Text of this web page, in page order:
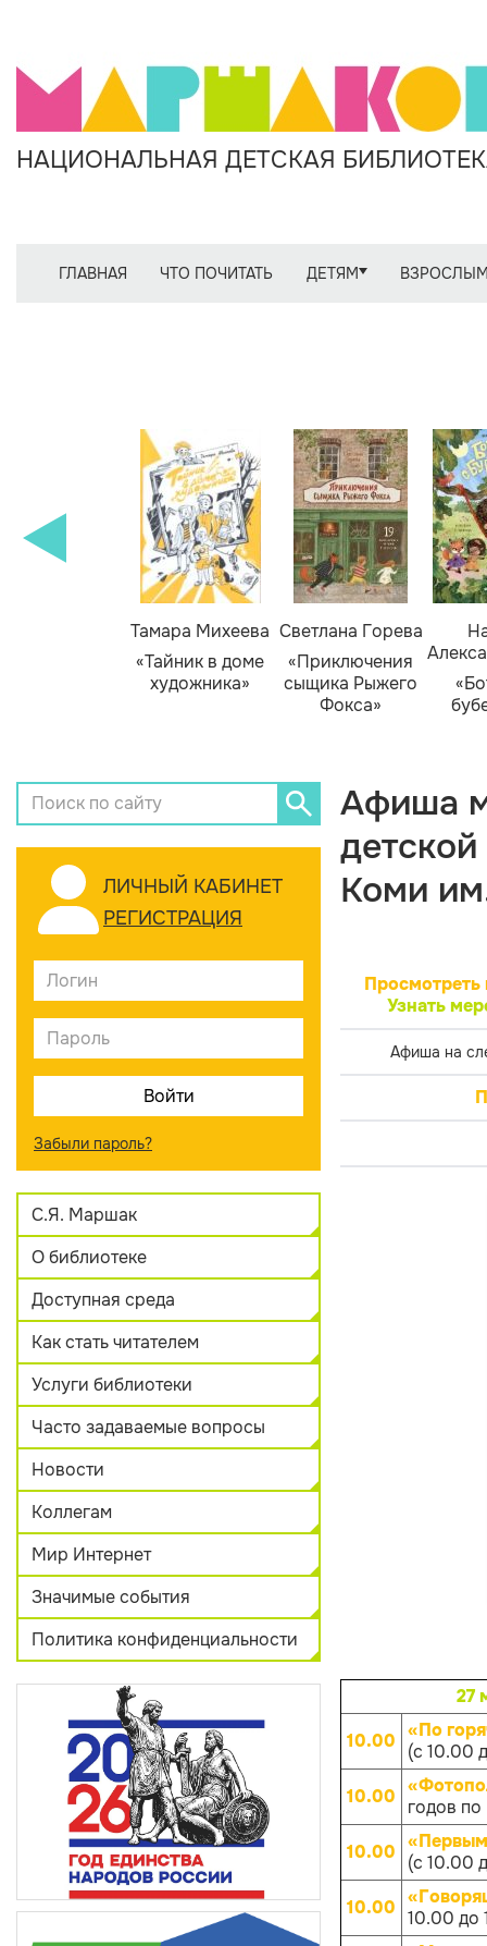
НАЦИОНАЛЬНАЯ ДЕТСКАЯ
ГЛАВНАЯ ЧТО ПОЧИТАТЬ ДЕТЯМ
Тамара Михеева
«Тайник в доме
художника»
Светлана Горева
«Приключения
сыщика Рыжего
Фокса»
ЛИЧНЫЙ КАБИНЕТ
РЕГИСТРАЦИЯ
Забыли пароль?
С.Я. Маршак
О библиотеке
Доступная среда
Как стать читателем
Услуги библиотеки
Часто задаваемые вопросы
Новости
Коллегам
Мир Интернет
Значимые события
Политика конфиденциальности
Афиша
Коми
Просмотреть
Узнать
Афиша на
27
10.00 «По
(с 10.00
10.00
годов
10.00
(с 10.00
10.00 10.00 до